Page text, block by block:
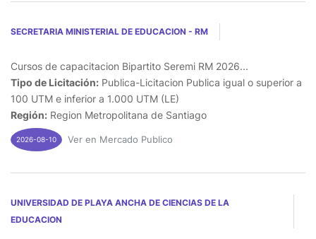
SECRETARIA MINISTERIAL DE EDUCACION - RM
Cursos de capacitacion Bipartito Seremi RM 2026...
Tipo de Licitación: Publica-Licitacion Publica igual o superior a
100 UTM e inferior a 1.000 UTM (LE)
Región: Region Metropolitana de Santiago
2026-08-10 Ver en Mercado Publico
UNIVERSIDAD DE PLAYA ANCHA DE CIENCIAS DE LA
EDUCACION